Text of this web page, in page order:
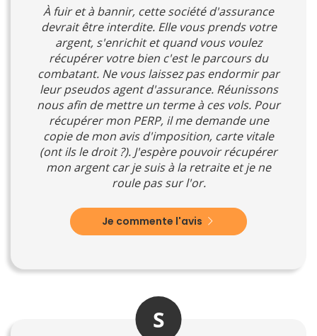
À fuir et à bannir, cette société d'assurance
devrait être interdite. Elle vous prends votre
argent, s'enrichit et quand vous voulez
récupérer votre bien c'est le parcours du
combatant. Ne vous laissez pas endormir par
leur pseudos agent d'assurance. Réunissons
nous afin de mettre un terme à ces vols. Pour
récupérer mon PERP, il me demande une
copie de mon avis d'imposition, carte vitale
(ont ils le droit ?). J'espère pouvoir récupérer
mon argent car je suis à la retraite et je ne
roule pas sur l'or.
Je commente l'avis
S